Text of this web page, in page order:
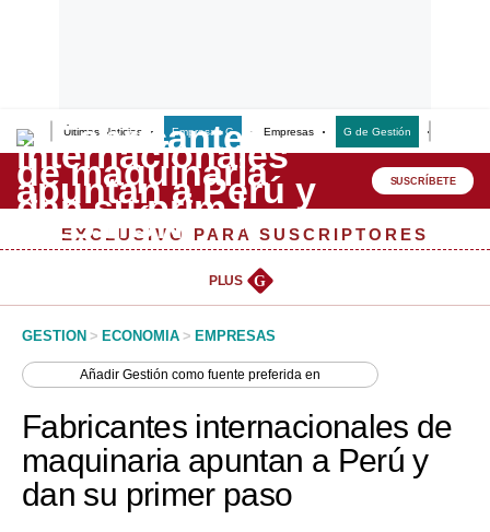
Últimas Noticias Empresas G Empresas G de Gestión
Lo último
Peru Quiosco
Management & Empleo
Perú
Política
SUSCRÍBETE
EXCLUSIVO PARA SUSCRIPTORES
PLUS G
GESTION > ECONOMIA > EMPRESAS
AñadirGestión como fuente preferida en
Fabricantes internacionales de
maquinaria apuntan a Perú y
dan su primer paso